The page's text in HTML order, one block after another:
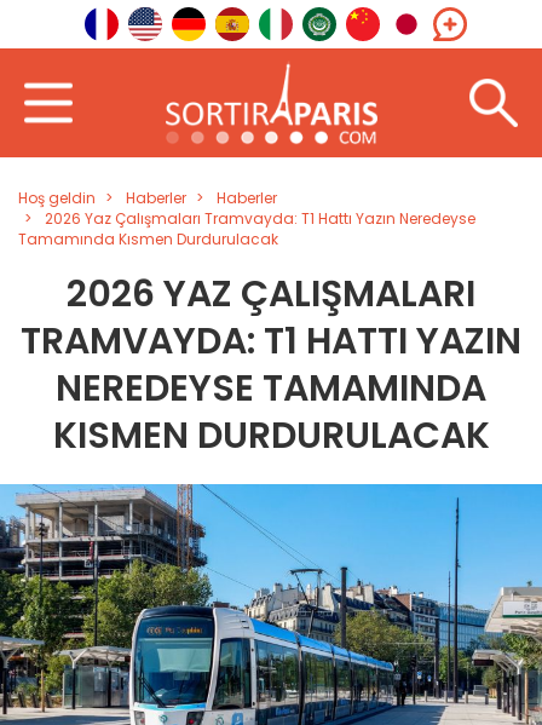
Hoş geldin Haberler
Haberler
2026 Yaz Çalışmaları Tramvayda: T1 Hattı Yazın Neredeyse
Tamamında Kısmen Durdurulacak
2026 YAZ ÇALIŞMALARI
TRAMVAYDA: T1 HATTI YAZIN
NEREDEYSE TAMAMINDA
KISMEN DURDURULACAK